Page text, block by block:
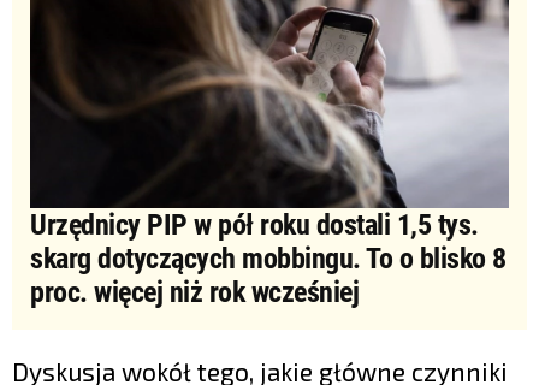
Urzędnicy PIP w pół roku dostali 1,5 tys.
skarg dotyczących mobbingu. To o blisko 8
proc. więcej niż rok wcześniej
Dyskusja wokół tego, jakie główne czynniki